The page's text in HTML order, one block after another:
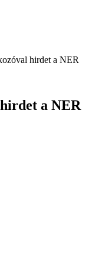
hirdet a NER
a NER